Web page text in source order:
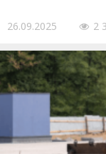
26.09.2025 2